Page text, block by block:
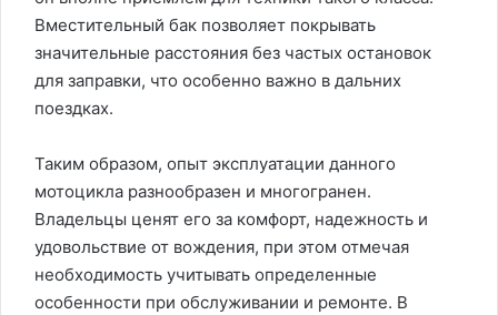
Вместительный бак позволяет покрывать
значительные расстояния без частых остановок
для заправки, что особенно важно в дальних
поездках.
Таким образом, опыт эксплуатации данного
мотоцикла разнообразен и многогранен.
Владельцы ценят его за комфорт, надежность и
удовольствие от вождения, при этом отмечая
необходимость учитывать определенные
особенности при обслуживании и ремонте. В